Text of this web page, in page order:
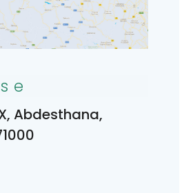
Abdesthana,